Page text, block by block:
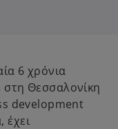
6 χρόνια
στη Θεσσαλονίκη
development
έχει